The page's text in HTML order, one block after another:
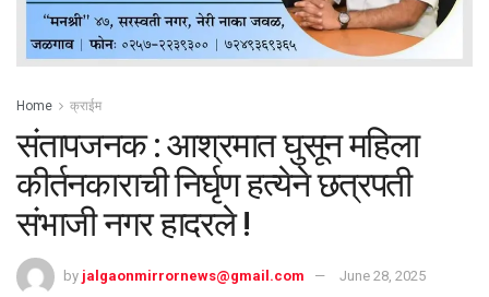
Home क्राईम
संतापजनक : आश्रमात घुसून महिला
कीर्तनकाराची निर्घृण हत्येने छत्रपती
संभाजी नगर हादरले !
by jalgaonmirrornews@gmail.com June 28, 2025